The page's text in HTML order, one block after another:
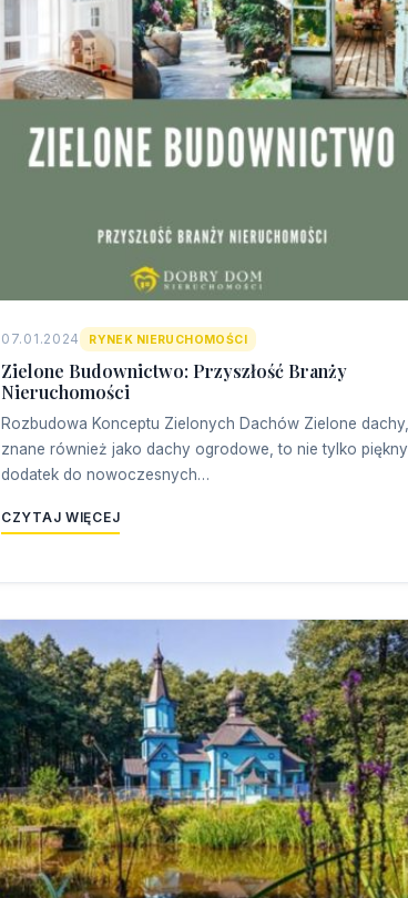
07.01.2024 RYNEK NIERUCHOMOŚCI
Zielone Budownictwo: Przyszłość Branży
Nieruchomości
Rozbudowa Konceptu Zielonych Dachów Zielone dachy,
znane również jako dachy ogrodowe, to nie tylko piękny
dodatek do nowoczesnych…
CZYTAJ WIĘCEJ